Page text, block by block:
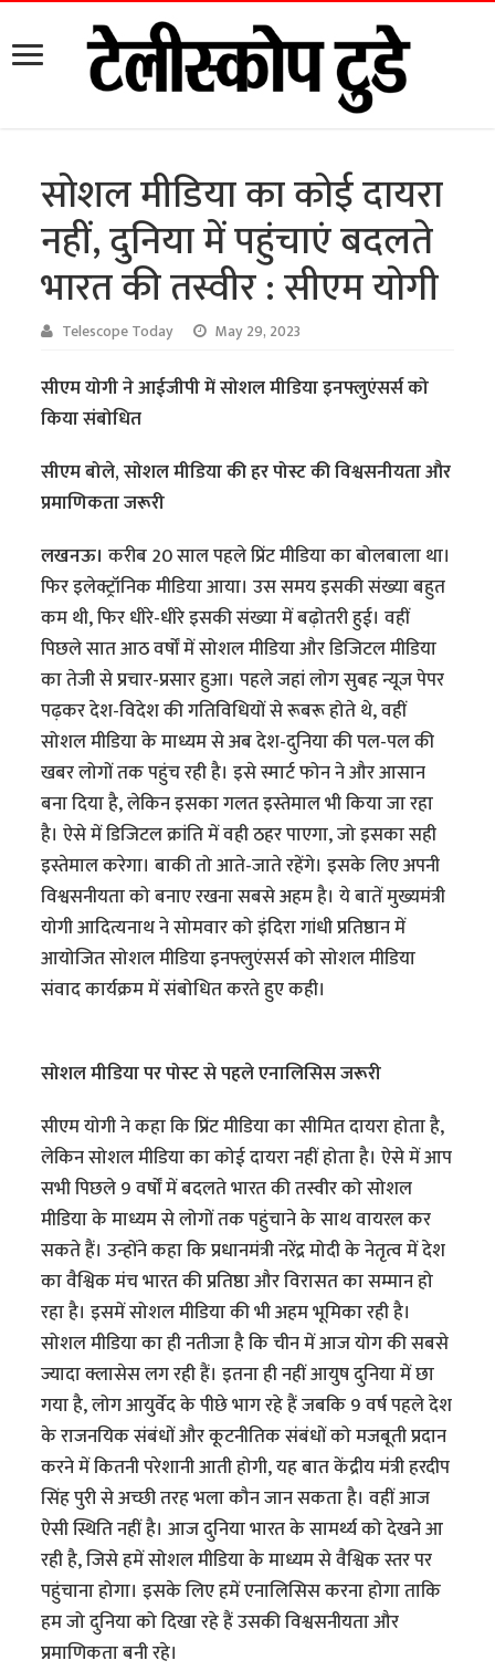
सोशल मीडिया का कोई दायरा
नहीं, दुनिया में पहुंचाएं बदलते
भारत की तस्वीर : सीएम योगी
Telescope Today May 29, 2023
सीएम योगी ने आईजीपी में सोशल मीडिया इनफ्लुएंसर्स को
किया संबोधित
सीएम बोले, सोशल मीडिया की हर पोस्ट की विश्वसनीयता और
प्रमाणिकता जरूरी
लखनऊ। करीब 20 साल पहले प्रिंट मीडिया का बोलबाला था।
फिर इलेक्ट्रॉनिक मीडिया आया। उस समय इसकी संख्या बहुत
कम थी, फिर धीरे-धीरे इसकी संख्या में बढ़ोतरी हुई। वहीं
पिछले सात आठ वर्षों में सोशल मीडिया और डिजिटल मीडिया
का तेजी से प्रचार-प्रसार हुआ। पहले जहां लोग सुबह न्यूज पेपर
पढ़कर देश-विदेश की गतिविधियों से रूबरू होते थे, वहीं
सोशल मीडिया के माध्यम से अब देश-दुनिया की पल-पल की
खबर लोगों तक पहुंच रही है। इसे स्मार्ट फोन ने और आसान
बना दिया है, लेकिन इसका गलत इस्तेमाल भी किया जा रहा
है। ऐसे में डिजिटल क्रांति में वही ठहर पाएगा, जो इसका सही
इस्तेमाल करेगा। बाकी तो आते-जाते रहेंगे। इसके लिए अपनी
विश्वसनीयता को बनाए रखना सबसे अहम है। ये बातें मुख्यमंत्री
योगी आदित्यनाथ ने सोमवार को इंदिरा गांधी प्रतिष्ठान में
आयोजित सोशल मीडिया इनफ्लुएंसर्स को सोशल मीडिया
संवाद कार्यक्रम में संबोधित करते हुए कही।
सोशल मीडिया पर पोस्ट से पहले एनालिसिस जरूरी
सीएम योगी ने कहा कि प्रिंट मीडिया का सीमित दायरा होता है,
लेकिन सोशल मीडिया का कोई दायरा नहीं होता है। ऐसे में आप
सभी पिछले 9 वर्षों में बदलते भारत की तस्वीर को सोशल
मीडिया के माध्यम से लोगों तक पहुंचाने के साथ वायरल कर
सकते हैं। उन्होंने कहा कि प्रधानमंत्री नरेंद्र मोदी के नेतृत्व में देश
का वैश्विक मंच भारत की प्रतिष्ठा और विरासत का सम्मान हो
रहा है। इसमें सोशल मीडिया की भी अहम भूमिका रही है।
सोशल मीडिया का ही नतीजा है कि चीन में आज योग की सबसे
ज्यादा क्लासेस लग रही हैं। इतना ही नहीं आयुष दुनिया में छा
गया है, लोग आयुर्वेद के पीछे भाग रहे हैं जबकि 9 वर्ष पहले देश
के राजनयिक संबंधों और कूटनीतिक संबंधों को मजबूती प्रदान
करने में कितनी परेशानी आती होगी, यह बात केंद्रीय मंत्री हरदीप
सिंह पुरी से अच्छी तरह भला कौन जान सकता है। वहीं आज
ऐसी स्थिति नहीं है। आज दुनिया भारत के सामर्थ्य को देखने आ
रही है, जिसे हमें सोशल मीडिया के माध्यम से वैश्विक स्तर पर
पहुंचाना होगा। इसके लिए हमें एनालिसिस करना होगा ताकि
हम जो दुनिया को दिखा रहे हैं उसकी विश्वसनीयता और
प्रमाणिकता बनी रहे।